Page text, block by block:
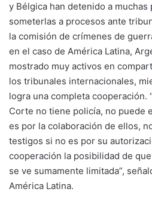
y Bélgica han detenido a muchas
someterlas a procesos ante
la comisión de crímenes de
en el caso de América Latina,
mostrado muy activos en
los tribunales internacionales,
logra una completa cooperación.
Corte no tiene policía, no puede
es por la colaboración de ellos,
testigos si no es por su
cooperación la posibilidad de
se ve sumamente limitada”,
América Latina.